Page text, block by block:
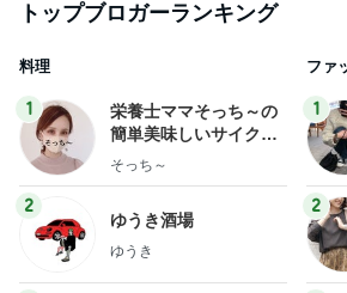
トップブロガーランキング
料理
1
栄養士ママそっち～の
簡単美味しいサイクル
献立
そっち～
2
ゆうき酒場
ゆうき
ファ
1
2